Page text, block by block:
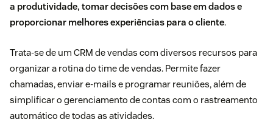
a produtividade, tomar decisões com base em dados e
proporcionar melhores experiências para o cliente.
Trata-se de um CRM de vendas com diversos recursos para
organizar a rotina do time de vendas. Permite fazer
chamadas, enviar e-mails e programar reuniões, além de
simplificar o gerenciamento de contas com o rastreamento
automático de todas as atividades.